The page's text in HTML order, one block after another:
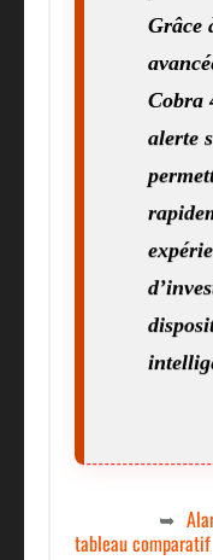
Grâce
Cobra
alerte
tableau comparatif